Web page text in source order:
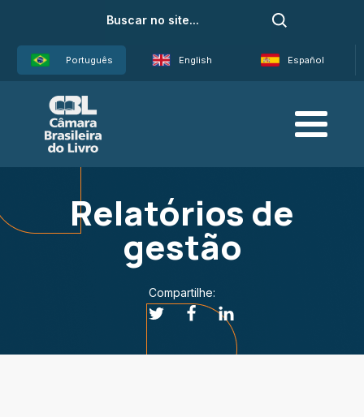
Português English Español
Relatórios de
gestão
Compartilhe: